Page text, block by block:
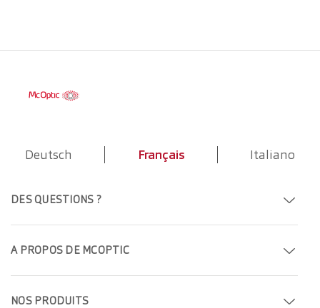
Deutsch Français Italiano
A PROPOS DE MCOPTIC
Prendre rendez-vous
Trouver un magasin
NOS PRODUITS
DES QUESTIONS ?
Formulaire de contact
FAQ